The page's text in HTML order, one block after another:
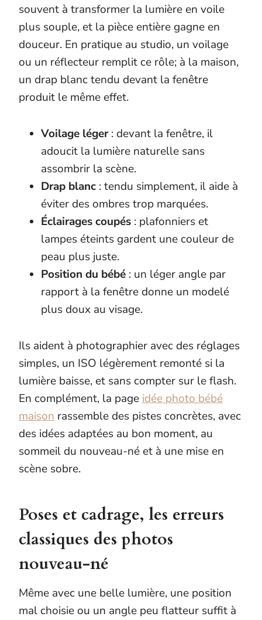
souvent à transformer la lumière en voile
plus souple, et la pièce entière gagne en
douceur. En pratique au studio, un voilage
ou un réflecteur remplit ce rôle; à la maison,
un drap blanc tendu devant la fenêtre
produit le même effet.
Voilage léger: devant la fenêtre, il
adoucit la lumière naturelle sans
assombrir la scène.
Drap blanc : tendu simplement, il aide à
éviter des ombres trop marquées.
Éclairages coupés : plafonniers et
lampes éteints gardent une couleur de
peau plus juste.
Position du bébé : un léger angle par
rapport à la fenêtre donne un modelé
plus doux au visage.
Ils aident à photographier avec des réglages
simples, un ISO légèrement remonté si la
lumière baisse, et sans compter sur le flash.
En complément, la page idée photo bébé
maison rassemble des pistes concrètes, avec
des idées adaptées au bon moment, au
sommeil du nouveau-né et à une mise en
scène sobre.
Poses et cadrage, les erreurs
classiques des photos
nouveau-né
Même avec une belle lumière, une position
mal choisie ou un angle peu flatteur suffit à